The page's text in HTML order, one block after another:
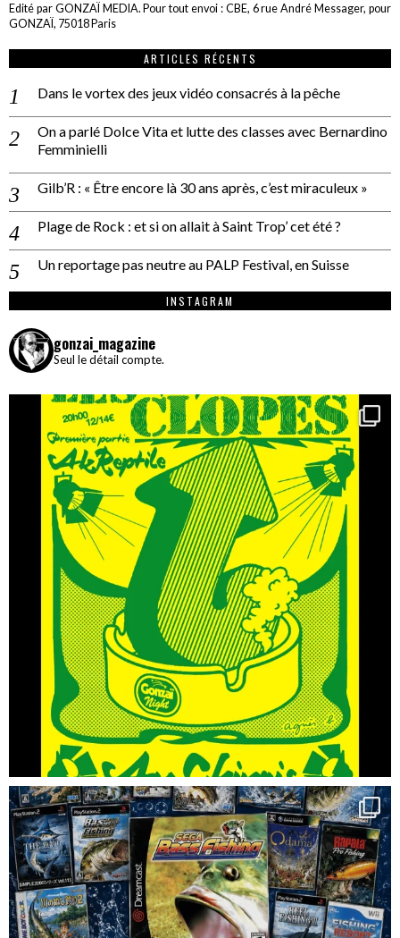
Edité par GONZAÏ MEDIA. Pour tout envoi : CBE, 6 rue André Messager, pour
GONZAÏ, 75018 Paris
ARTICLES RÉCENTS
Dans le vortex des jeux vidéo consacrés à la pêche
On a parlé Dolce Vita et lutte des classes avec Bernardino
Femminielli
Gilb’R : « Être encore là 30 ans après, c’est miraculeux »
Plage de Rock : et si on allait à Saint Trop’ cet été ?
Un reportage pas neutre au PALP Festival, en Suisse
INSTAGRAM
gonzai_magazine
Seul le détail compte.